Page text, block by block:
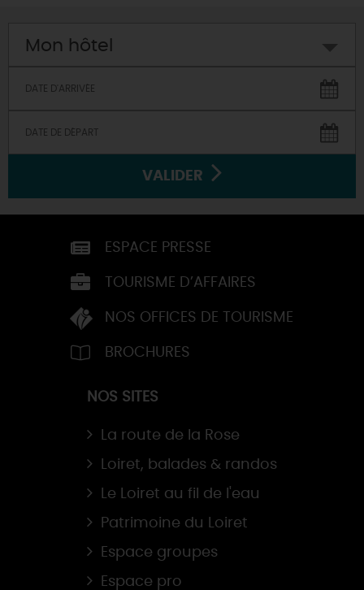
Mon hôtel
VALIDER
ESPACE PRESSE
TOURISME D’AFFAIRES
NOS OFFICES DE TOURISME
BROCHURES
NOS SITES
La route de la Rose
Loiret, balades & randos
Le Loiret au fil de l'eau
Patrimoine du Loiret
Espace groupes
Espace pro